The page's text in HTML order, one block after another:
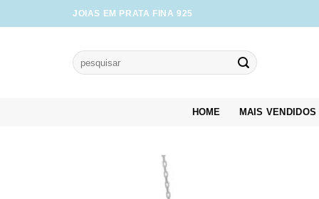
to
JOIAS EM PRATA FINA 925
Pesquisar
por:
HOME MAIS VENDIDOS